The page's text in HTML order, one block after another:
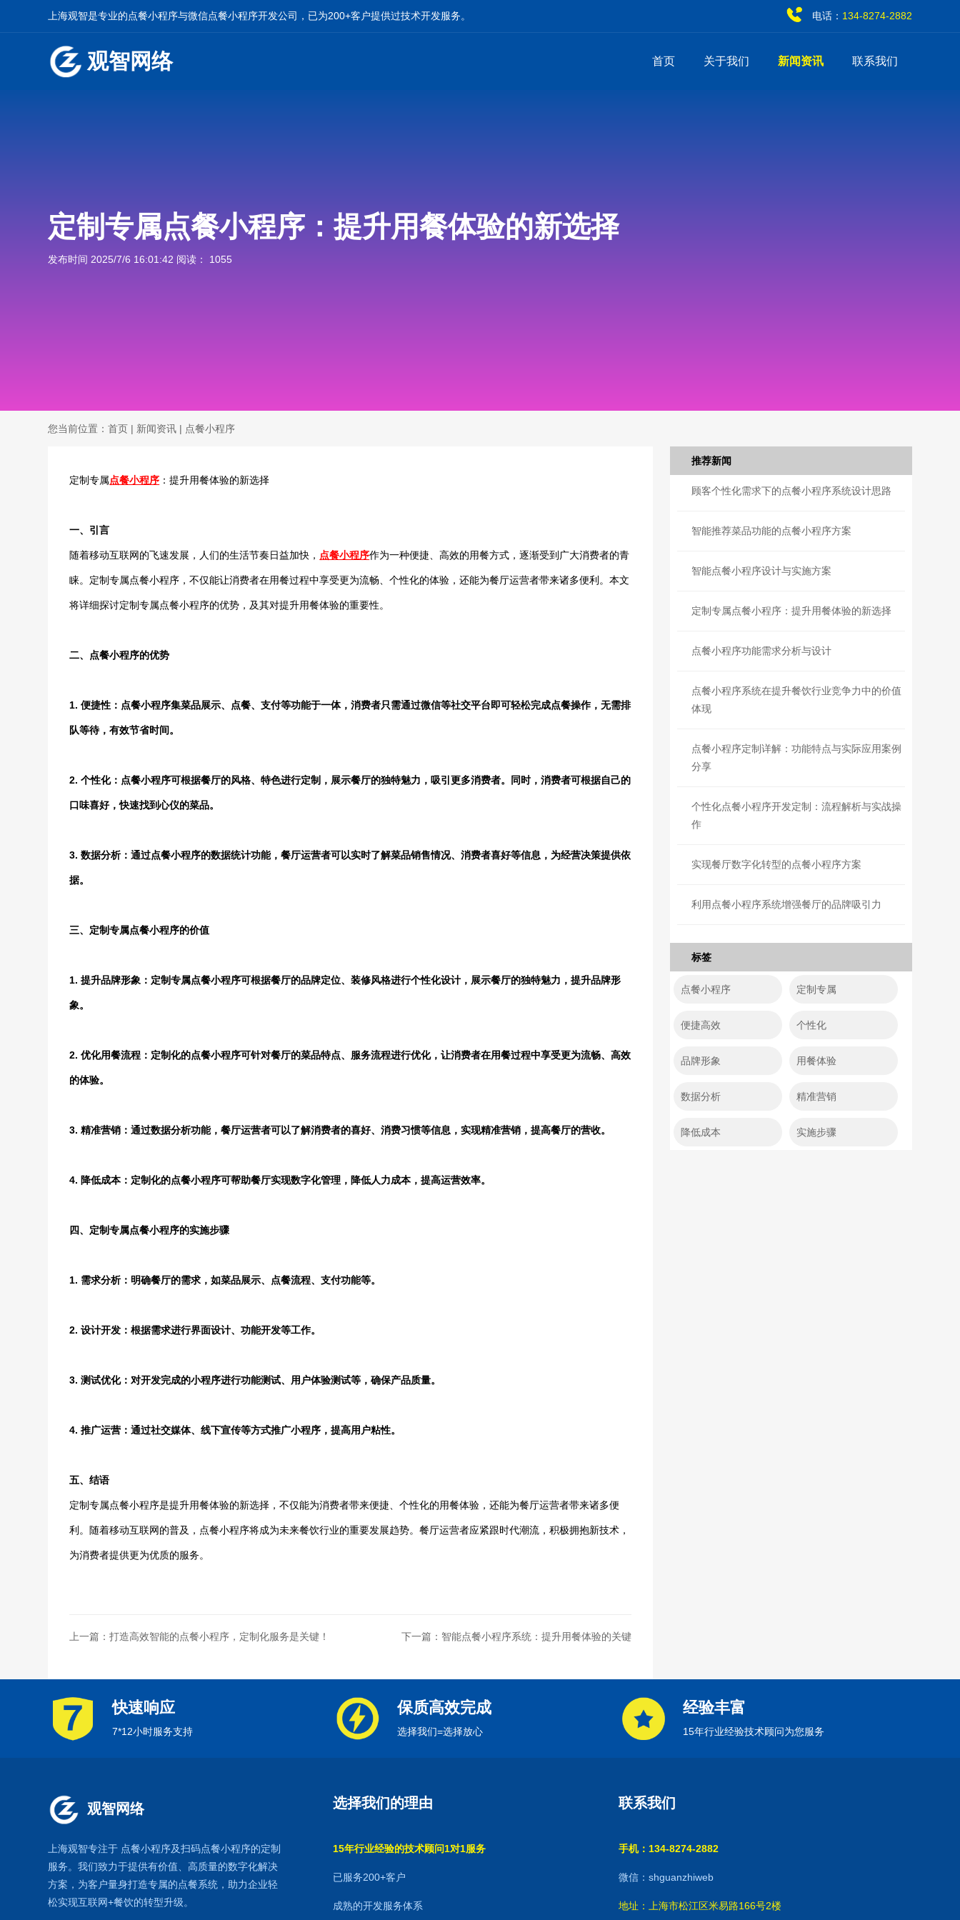
上海观智是专业的点餐小程序与微信点餐小程序开发公司，已为200+客户提供过技术开发服务。 134-8274-2882
电话：
观智网络 首页 关于我们 新闻资讯 联系我们
定制专属点餐小程序：提升用餐体验的新选择
发布时间 2025/7/6 16:01:42 阅读： 1055
您当前位置：首页 | 新闻资讯 | 点餐小程序
定制专属点餐小程序 ：提升用餐体验的新选择
一、引言
随着移动互联网的飞速发展，人们的生活节奏日益加快， 点餐小程序作为一种便捷、高效的用餐方式，逐渐受到广大消费者的青
睐。定制专属点餐小程序，不仅能让消费者在用餐过程中享受更为流畅、个性化的体验，还能为餐厅运营者带来诸多便利。本文
将详细探讨定制专属点餐小程序的优势，及其对提升用餐体验的重要性。
二、点餐小程序的优势
1. 便捷性：点餐小程序集菜品展示、点餐、支付等功能于一体，消费者只需通过微信等社交平台即可轻松完成点餐操作，无需排
队等待，有效节省时间。
2. 个性化：点餐小程序可根据餐厅的风格、特色进行定制，展示餐厅的独特魅力，吸引更多消费者。同时，消费者可根据自己的
口味喜好，快速找到心仪的菜品。
3. 数据分析：通过点餐小程序的数据统计功能，餐厅运营者可以实时了解菜品销售情况、消费者喜好等信息，为经营决策提供依
据。
三、定制专属点餐小程序的价值
1. 提升品牌形象：定制专属点餐小程序可根据餐厅的品牌定位、装修风格进行个性化设计，展示餐厅的独特魅力，提升品牌形
象。
2. 优化用餐流程：定制化的点餐小程序可针对餐厅的菜品特点、服务流程进行优化，让消费者在用餐过程中享受更为流畅、高效
的体验。
3. 精准营销：通过数据分析功能，餐厅运营者可以了解消费者的喜好、消费习惯等信息，实现精准营销，提高餐厅的营收。
4. 降低成本：定制化的点餐小程序可帮助餐厅实现数字化管理，降低人力成本，提高运营效率。
四、定制专属点餐小程序的实施步骤
1. 需求分析：明确餐厅的需求，如菜品展示、点餐流程、支付功能等。
2. 设计开发：根据需求进行界面设计、功能开发等工作。
3. 测试优化：对开发完成的小程序进行功能测试、用户体验测试等，确保产品质量。
4. 推广运营：通过社交媒体、线下宣传等方式推广小程序，提高用户粘性。
五、结语
定制专属点餐小程序是提升用餐体验的新选择，不仅能为消费者带来便捷、个性化的用餐体验，还能为餐厅运营者带来诸多便
利。随着移动互联网的普及，点餐小程序将成为未来餐饮行业的重要发展趋势。餐厅运营者应紧跟时代潮流，积极拥抱新技术，
为消费者提供更为优质的服务。
上一篇：打造高效智能的点餐小程序，定制化服务是关键！ 下一篇：智能点餐小程序系统：提升用餐体验的关键
推荐新闻
顾客个性化需求下的点餐小程序系统设计思路
智能推荐菜品功能的点餐小程序方案
智能点餐小程序设计与实施方案
定制专属点餐小程序：提升用餐体验的新选择
点餐小程序功能需求分析与设计
点餐小程序系统在提升餐饮行业竞争力中的价值
体现
点餐小程序定制详解：功能特点与实际应用案例
分享
个性化点餐小程序开发定制：流程解析与实战操
作
实现餐厅数字化转型的点餐小程序方案
利用点餐小程序系统增强餐厅的品牌吸引力
标签
点餐小程序 定制专属
便捷高效 个性化
品牌形象 用餐体验
数据分析 精准营销
降低成本 实施步骤
快速响应
7*12小时服务支持
保质高效完成
选择我们=选择放心
经验丰富
15年行业经验技术顾问为您服务
观智网络
上海观智专注于 点餐小程序及扫码点餐小程序的定制
服务。我们致力于提供有价值、高质量的数字化解决
方案，为客户量身打造专属的点餐系统 ，助力企业轻
松实现互联网+餐饮的转型升级。
选择我们的理由
15年行业经验的技术顾问1对1服务
已服务200+客户
成熟的开发服务体系
联系我们
手机：134-8274-2882
微信：shguanzhiweb
地址：上海市松江区米易路166号2楼